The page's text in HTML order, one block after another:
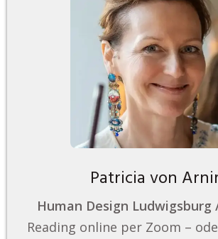
Patricia von
Human Design
Reading online per Zoom –